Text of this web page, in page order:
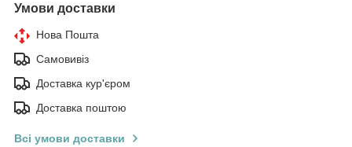
Умови доставки
Нова Пошта
Самовивіз
Доставка кур'єром
Доставка поштою
Всі умови доставки